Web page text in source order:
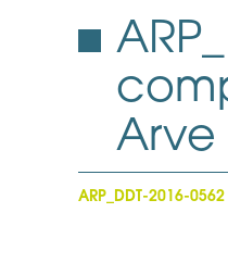
Arve
ARP_DDT-2016-